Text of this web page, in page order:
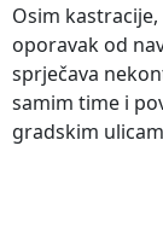
Osim
oporavak od
sprječava
samim time i
gradskim